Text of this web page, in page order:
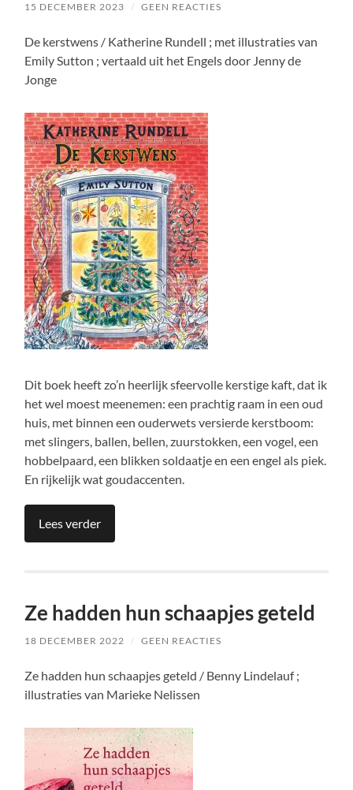
15 DECEMBER 2023 / GEEN REACTIES
De kerstwens / Katherine Rundell ; met illustraties van
Emily Sutton ; vertaald uit het Engels door Jenny de
Jonge
Dit boek heeft zo’n heerlijk sfeervolle kerstige kaft, dat ik
het wel moest meenemen: een prachtig raam in een oud
huis, met binnen een ouderwets versierde kerstboom:
met slingers, ballen, bellen, zuurstokken, een vogel, een
hobbelpaard, een blikken soldaatje en een engel als piek.
En rijkelijk wat goudaccenten.
Lees verder
Ze hadden hun schaapjes geteld
18 DECEMBER 2022 / GEEN REACTIES
Ze hadden hun schaapjes geteld / Benny Lindelauf ;
illustraties van Marieke Nelissen